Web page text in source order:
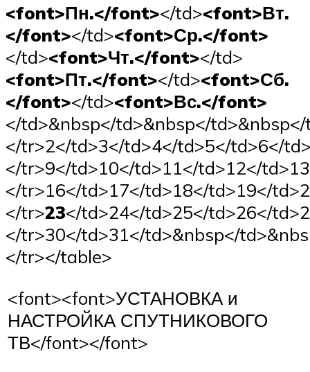
<font>Пн.</font></td><font>Вт.
</font></td><font>Ср.</font>
</td><font>Чт.</font></td>
<font>Пт.</font></td><font>Сб.
</font></td><font>Вс.</font>
</td>&nbsp</td>&nbsp</
</tr>2</td>3</td>4</td>5</td>6</
</tr>9</td>10</td>11</td>12</
</tr>16</td>17</td>18</td>19</
</tr>23</td>24</td>25</td>26</
</tr>30</td>31</td>&nbsp</
</tr></table>
<font><font>УСТАНОВКА и
НАСТРОЙКА СПУТНИКОВОГО
ТВ</font></font>